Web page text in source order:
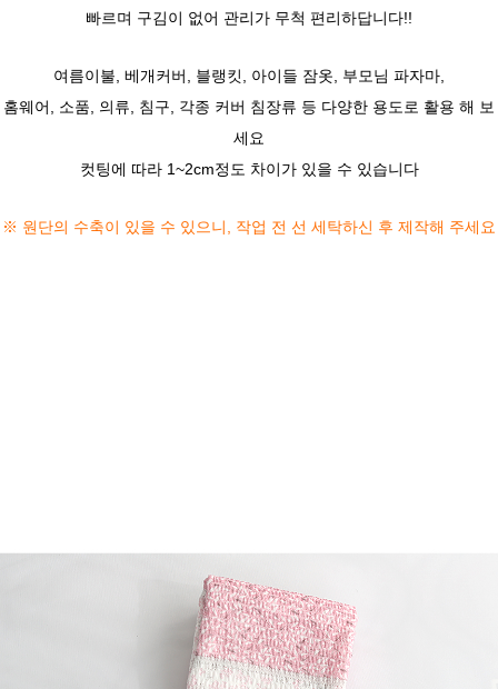
빠르며 구김이 없어 관리가 무척 편리하답니다!!
여름이불, 베개커버, 블랭킷, 아이들 잠옷, 부모님 파자마,
홈웨어, 소품, 의류, 침구, 각종 커버 침장류 등 다양한 용도로 활용 해 보
세요
컷팅에 따라 1~2cm정도 차이가 있을 수 있습니다
※ 원단의 수축이 있을 수 있으니, 작업 전 선 세탁하신 후 제작해 주세요